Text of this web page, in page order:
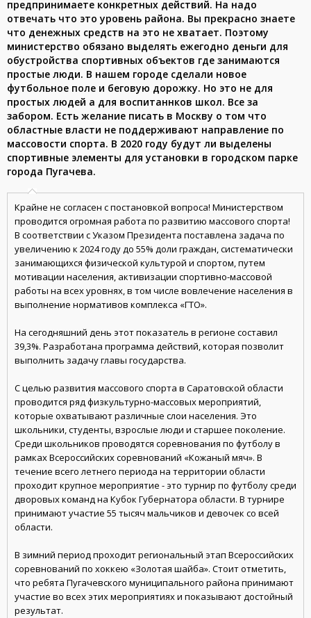
предпринимаете конкретных действий. На надо
отвечать что это уровень района. Вы прекрасно знаете
что денежных средств на это не хватает. Поэтому
министерство обязано выделять ежегодно деньги для
обустройства спортивных объектов где занимаются
простые люди. В нашем городе сделали новое
футбольное поле и беговую дорожку. Но это не для
простых людей а для воспитаннков школ. Все за
забором. Есть желание писать в Москву о том что
областные власти не поддерживают направление по
массовости спорта. В 2020 году будут ли выделены
спортивные элементы для установки в городском парке
города Пугачева.
Крайне не согласен с постановкой вопроса! Министерством
проводится огромная работа по развитию массового спорта!
В соответствии с Указом Президента поставлена задача по
увеличению к 2024 году до 55% доли граждан, систематически
занимающихся физической культурой и спортом, путем
мотивации населения, активизации спортивно-массовой
работы на всех уровнях, в том числе вовлечение населения в
выполнение нормативов комплекса «ГТО».
На сегодняшний день этот показатель в регионе составил
39,3%. Разработана программа действий, которая позволит
выполнить задачу главы государства.
С целью развития массового спорта в Саратовской области
проводится ряд физкультурно-массовых мероприятий,
которые охватывают различные слои населения. Это
школьники, студенты, взрослые люди и старшее поколение.
Среди школьников проводятся соревнования по футболу в
рамках Всероссийских соревнований «Кожаный мяч». В
течение всего летнего периода на территории области
проходит крупное мероприятие - это турнир по футболу среди
дворовых команд на Кубок Губернатора области. В турнире
принимают участие 55 тысяч мальчиков и девочек со всей
области.
В зимний период проходит региональный этап Всероссийских
соревнований по хоккею «Золотая шайба». Стоит отметить,
что ребята Пугачевского муниципального района принимают
участие во всех этих мероприятиях и показывают достойный
результат.